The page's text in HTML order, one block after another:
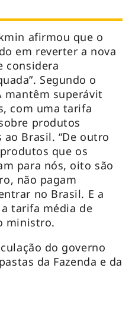
afirmou que o
em reverter a nova
considera
Segundo o
mantêm superávit
com uma tarifa
produtos
Brasil. “De outro
que os
para nós, oito são
não pagam
no Brasil. E a
tarifa média de
ministro.
do governo
da Fazenda e da